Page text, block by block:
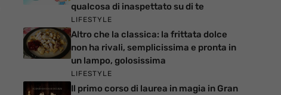
qualcosa di inaspettato su di te
LIFESTYLE
Altro che la classica: la frittata dolce
non ha rivali, semplicissima e pronta in
un lampo, golosissima
LIFESTYLE
Il primo corso di laurea in magia in Gran